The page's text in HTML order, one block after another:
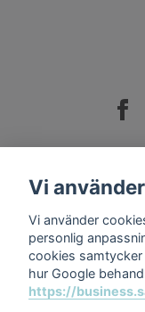
Vi
Vi använder
personlig
cookies samtycker
hur Google
https://